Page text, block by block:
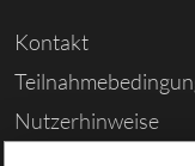
Kontakt
Nutzerhinweise